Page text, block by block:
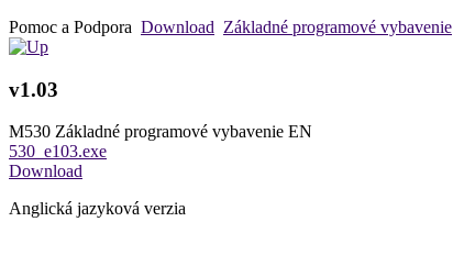
Pomoc a Podpora Download Základné programové vybavenie
v1.03
M530 Základné programové vybavenie EN
530_e103.exe
Download
Anglická jazyková verzia